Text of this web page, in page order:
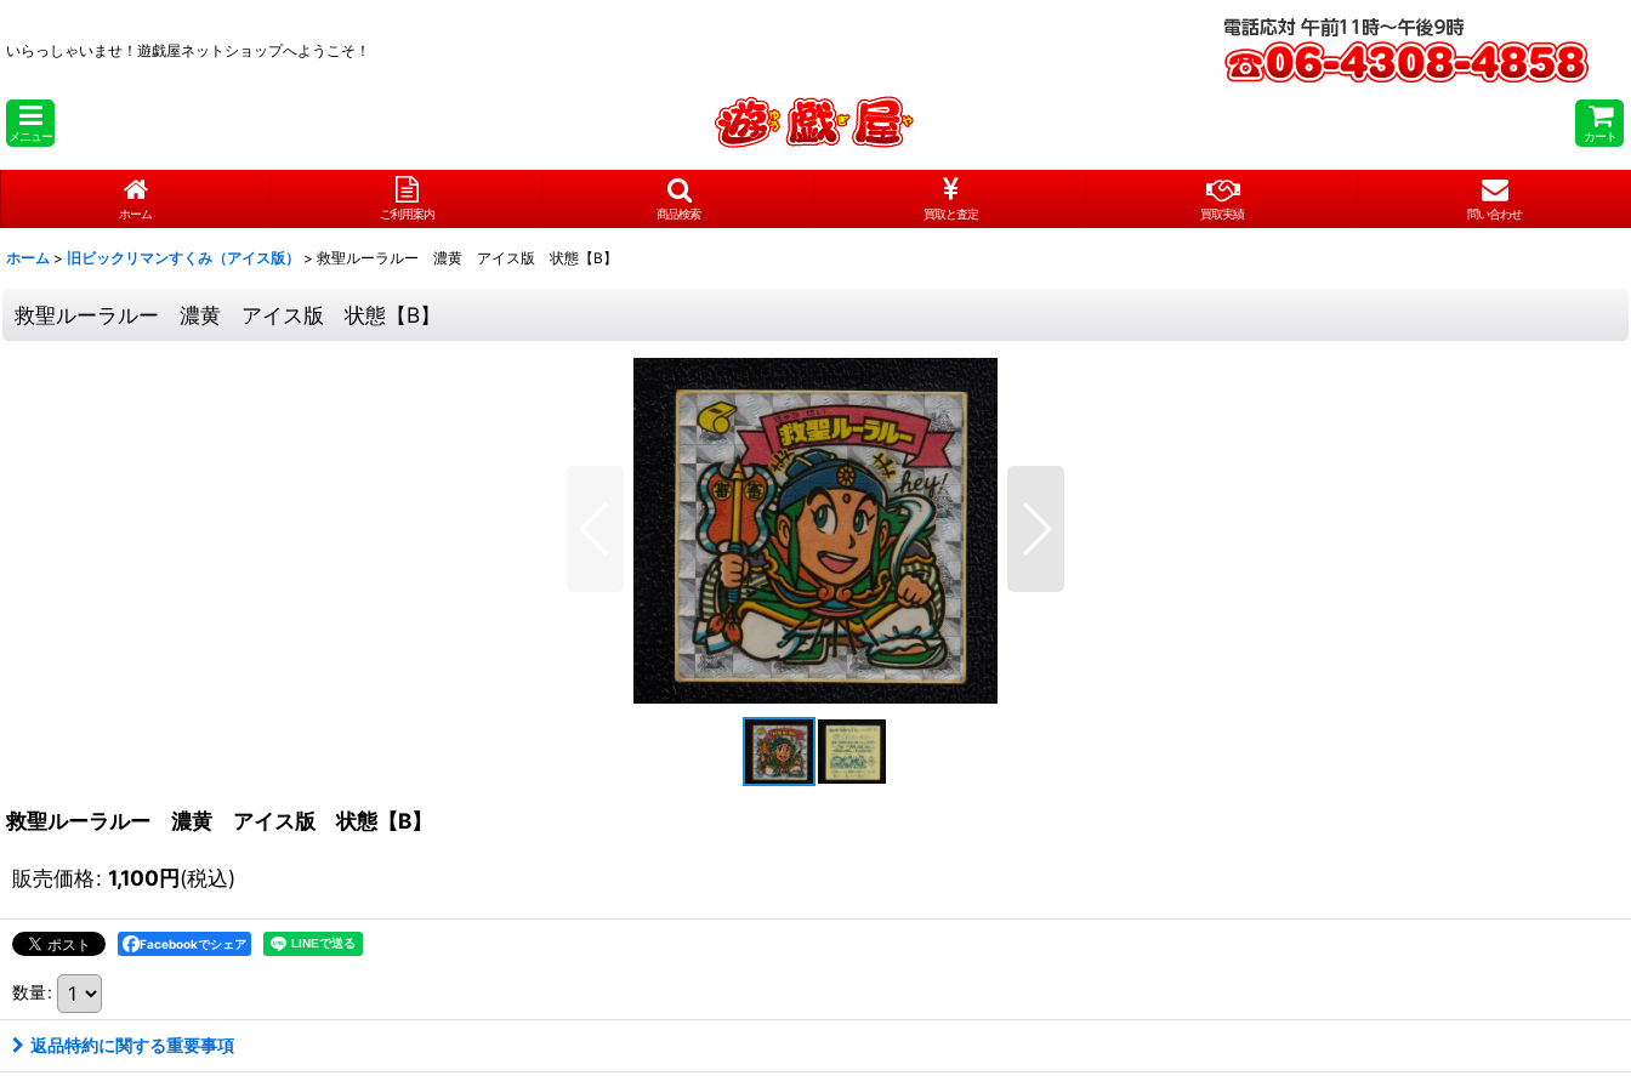
いらっしゃいませ！ 遊戯屋ネットショップへようこそ！
メニュー カート
ホーム ご利用案内 商品検索 買取と査定 買取実績 問い合わせ
ホーム > 旧ビックリマンすくみ（アイス版） > 救聖ルーラルー 濃黄 アイス版 状態【B】
救聖ルーラルー 濃黄 アイス版 状態【B】
救聖ルーラルー 濃黄 アイス版 状態【B】
販売価格: 1,100円(税込)
Facebookでシェア
数量:
返品特約に関する重要事項